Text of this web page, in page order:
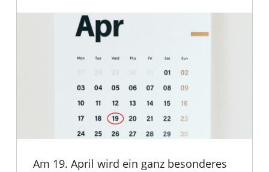
Am 19. April wird ein ganz besonderes